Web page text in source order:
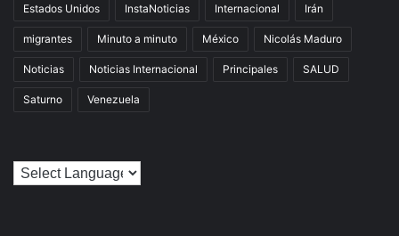
Estados Unidos InstaNoticias Internacional Irán
migrantes Minuto a minuto México Nicolás Maduro
Noticias Noticias Internacional Principales SALUD
Saturno Venezuela